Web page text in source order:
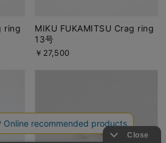
ring
MIKU FUKAMITSU Crag ring
13号
￥27,500